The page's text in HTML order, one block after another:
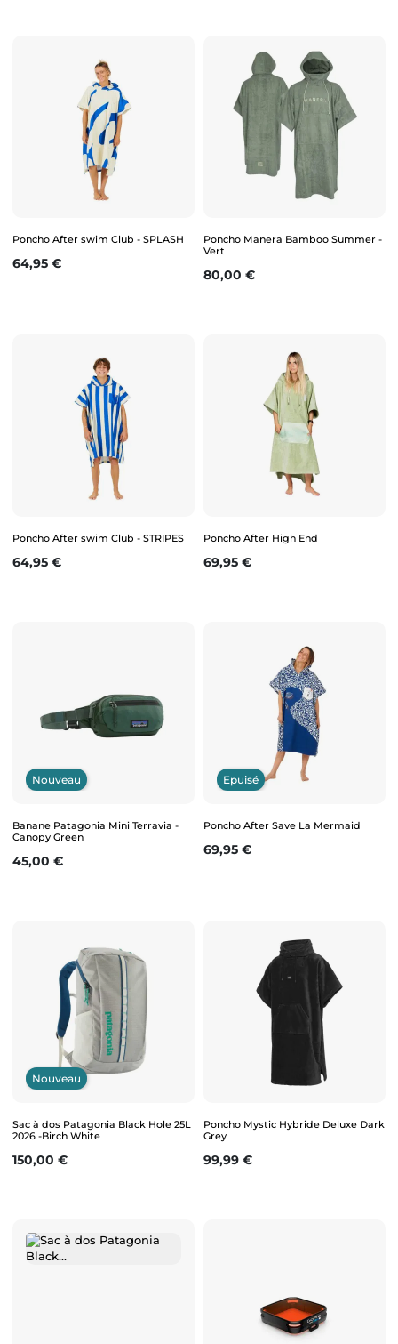
Poncho After swim Club - SPLASH
Prix
64,95 €
Poncho Manera Bamboo Summer -
Vert
Prix
80,00 €
Poncho After swim Club - STRIPES
Prix
64,95 €
Poncho After High End
Prix
69,95 €
Nouveau
Banane Patagonia Mini Terravia -
Canopy Green
Prix
45,00 €
Epuisé
Poncho After Save La Mermaid
Prix
69,95 €
Nouveau
Sac à dos Patagonia Black Hole 25L
2026 -Birch White
Prix
150,00 €
Poncho Mystic Hybride Deluxe Dark
Grey
Prix
99,99 €